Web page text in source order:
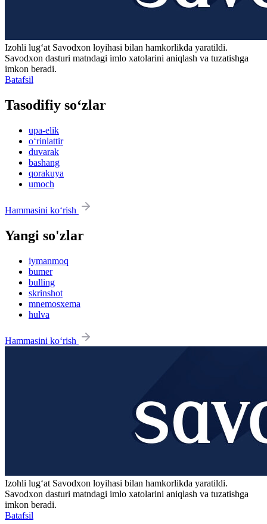
Izohli lugʻat Savodxon loyihasi bilan hamkorlikda yaratildi.
Savodxon dasturi matndagi imlo xatolarini aniqlash va tuzatishga
imkon beradi.
Batafsil
Tasodifiy so‘zlar
upa-elik
o‘rinlattir
duvarak
bashang
qorakuya
umoch
Hammasini ko‘rish
Yangi so'zlar
iymanmoq
bumer
bulling
skrinshot
mnemosxema
hulva
Hammasini ko‘rish
Izohli lugʻat Savodxon loyihasi bilan hamkorlikda yaratildi.
Savodxon dasturi matndagi imlo xatolarini aniqlash va tuzatishga
imkon beradi.
Batafsil